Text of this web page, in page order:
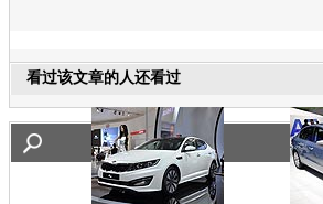
看过该文章的人还看过